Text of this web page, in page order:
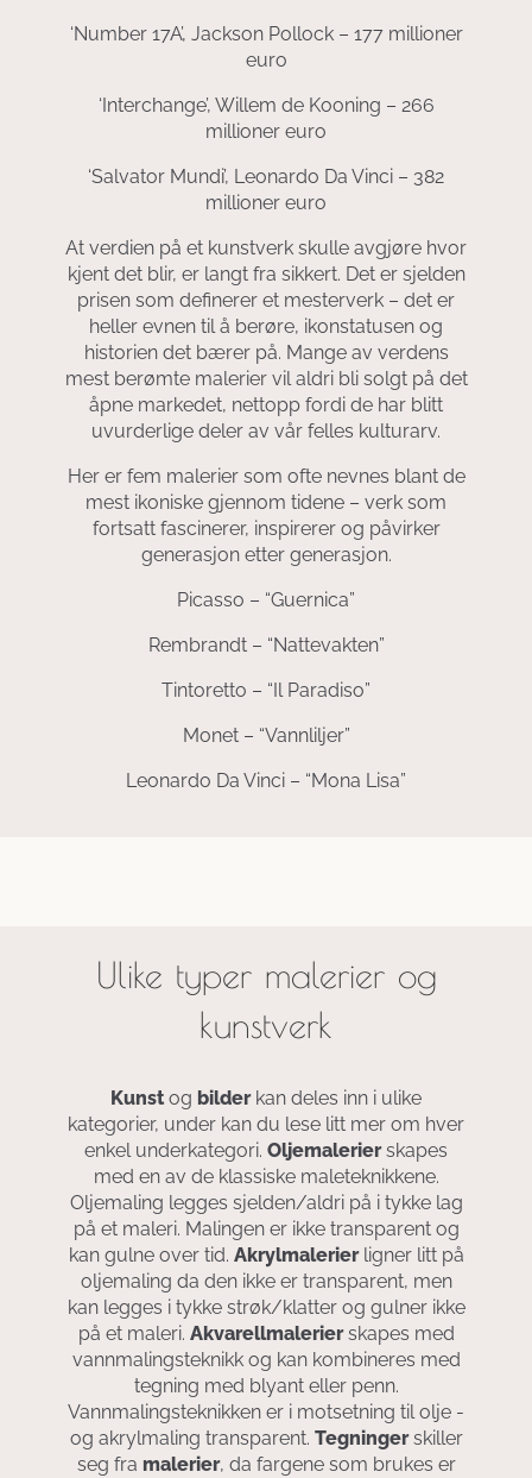
‘Number 17A’, Jackson Pollock – 177 millioner
euro
‘Interchange’, Willem de Kooning – 266
millioner euro
‘Salvator Mundi’, Leonardo Da Vinci – 382
millioner euro
At verdien på et kunstverk skulle avgjøre hvor
kjent det blir, er langt fra sikkert. Det er sjelden
prisen som definerer et mesterverk – det er
heller evnen til å berøre, ikonstatusen og
historien det bærer på. Mange av verdens
mest berømte malerier vil aldri bli solgt på det
åpne markedet, nettopp fordi de har blitt
uvurderlige deler av vår felles kulturarv.
Her er fem malerier som ofte nevnes blant de
mest ikoniske gjennom tidene – verk som
fortsatt fascinerer, inspirerer og påvirker
generasjon etter generasjon.
Picasso – “Guernica”
Rembrandt – “Nattevakten”
Tintoretto – “Il Paradiso”
Monet – “Vannliljer”
Leonardo Da Vinci – “Mona Lisa”
Ulike typer malerier og
kunstverk
Kunst og bilderkan deles inn i ulike
kategorier, under kan du lese litt mer om hver
enkel underkategori. Oljemalerierskapes
med en av de klassiske maleteknikkene.
Oljemaling legges sjelden/aldri på i tykke lag
på et maleri. Malingen er ikke transparent og
kan gulne over tid. Akrylmalerierligner litt på
oljemaling da den ikke er transparent, men
kan legges i tykke strøk/klatter og gulner ikke
på et maleri. Akvarellmalerierskapes med
vannmalingsteknikk og kan kombineres med
tegning med blyant eller penn.
Vannmalingsteknikken er i motsetning til olje -
og akrylmaling transparent. Tegningerskiller
seg fra malerier, da fargene som brukes er